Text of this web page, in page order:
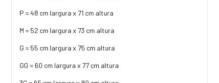
P = 48 cm largura x 71 cm altura
M = 52 cm largura x 73 cm altura
G = 55 cm largura x 75 cm altura
GG = 60 cm largura x 77 cm altura